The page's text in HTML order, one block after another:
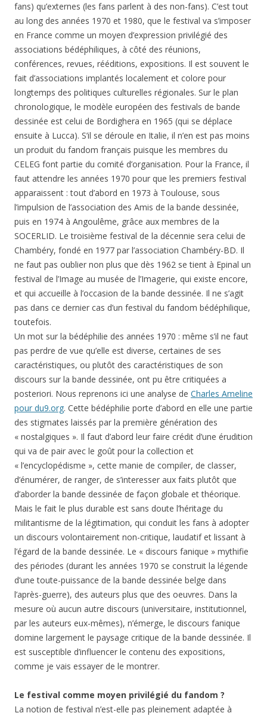
fans) qu’externes (les fans parlent à des non-fans). C’est tout
au long des années 1970 et 1980, que le festival va s’imposer
en France comme un moyen d’expression privilégié des
associations bédéphiliques, à côté des réunions,
conférences, revues, rééditions, expositions. Il est souvent le
fait d’associations implantés localement et colore pour
longtemps des politiques culturelles régionales. Sur le plan
chronologique, le modèle européen des festivals de bande
dessinée est celui de Bordighera en 1965 (qui se déplace
ensuite à Lucca). S’il se déroule en Italie, il n’en est pas moins
un produit du fandom français puisque les membres du
CELEG font partie du comité d’organisation. Pour la France, il
faut attendre les années 1970 pour que les premiers festival
apparaissent : tout d’abord en 1973 à Toulouse, sous
l’impulsion de l’association des Amis de la bande dessinée,
puis en 1974 à Angoulême, grâce aux membres de la
SOCERLID. Le troisième festival de la décennie sera celui de
Chambéry, fondé en 1977 par l’association Chambéry-BD. Il
ne faut pas oublier non plus que dès 1962 se tient à Epinal un
festival de l’Image au musée de l’Imagerie, qui existe encore,
et qui accueille à l’occasion de la bande dessinée. Il ne s’agit
pas dans ce dernier cas d’un festival du fandom bédéphilique,
toutefois.
Un mot sur la bédéphilie des années 1970 : même s’il ne faut
pas perdre de vue qu’elle est diverse, certaines de ses
caractéristiques, ou plutôt des caractéristiques de son
discours sur la bande dessinée, ont pu être critiquées a
posteriori. Nous reprenons ici une analyse de Charles Ameline
pour du9.org. Cette bédéphilie porte d’abord en elle une partie
des stigmates laissés par la première génération des
« nostalgiques ». Il faut d’abord leur faire crédit d’une érudition
qui va de pair avec le goût pour la collection et
« l’encyclopédisme », cette manie de compiler, de classer,
d’énumérer, de ranger, de s’interesser aux faits plutôt que
d’aborder la bande dessinée de façon globale et théorique.
Mais le fait le plus durable est sans doute l’héritage du
militantisme de la légitimation, qui conduit les fans à adopter
un discours volontairement non-critique, laudatif et lissant à
l’égard de la bande dessinée. Le « discours fanique » mythifie
des périodes (durant les années 1970 se construit la légende
d’une toute-puissance de la bande dessinée belge dans
l’après-guerre), des auteurs plus que des oeuvres. Dans la
mesure où aucun autre discours (universitaire, institutionnel,
par les auteurs eux-mêmes), n’émerge, le discours fanique
domine largement le paysage critique de la bande dessinée. Il
est susceptible d’influencer le contenu des expositions,
comme je vais essayer de le montrer.
Le festival comme moyen privilégié du fandom ?
La notion de festival n’est-elle pas pleinement adaptée à